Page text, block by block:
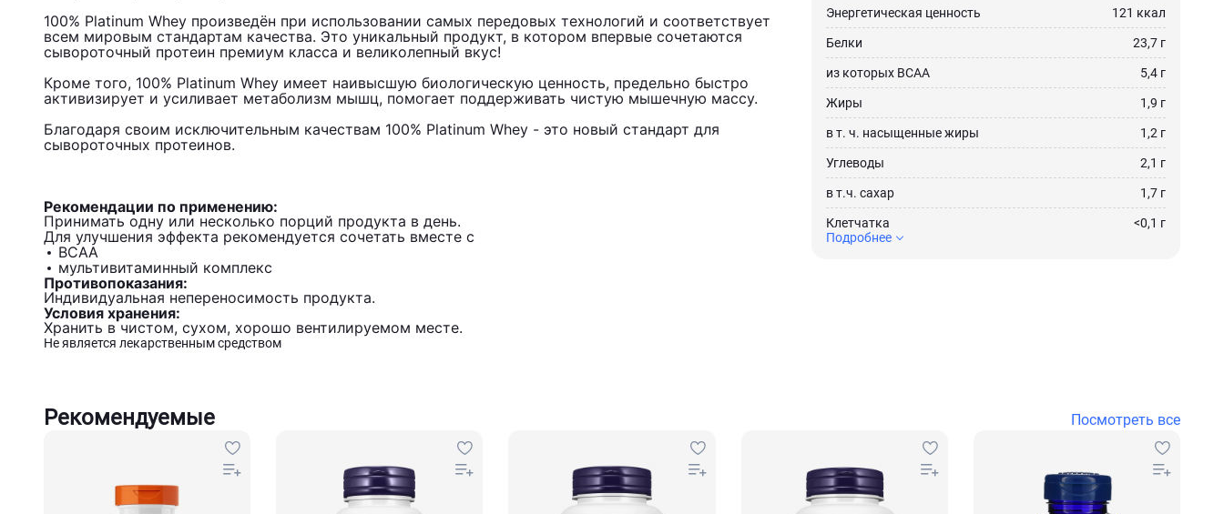
100% Platinum Whey произведён при использовании самых передовых технологий и соответствует
всем мировым стандартам качества. Это уникальный продукт, в котором впервые сочетаются
сывороточный протеин премиум класса и великолепный вкус!
Кроме того, 100% Platinum Whey имеет наивысшую биологическую ценность, предельно быстро
активизирует и усиливает метаболизм мышц, помогает поддерживать чистую мышечную массу.
Благодаря своим исключительным качествам 100% Platinum Whey - это новый стандарт для
сывороточных протеинов.
Рекомендации по применению:
Принимать одну или несколько порций продукта в день.
Для улучшения эффекта рекомендуется сочетать вместе с
BCAA
мультивитаминный комплекс
Противопоказания:
Индивидуальная непереносимость продукта.
Условия хранения:
Хранить в чистом, сухом, хорошо вентилируемом месте.
Не является лекарственным средством
Энергетическая ценность
121 ккал
Белки 23,7 г
из которых ВСАА 5,4 г
Жиры 1,9 г
в т. ч. насыщенные жиры 1,2 г
Углеводы 2,1 г
в т.ч. сахар 1,7 г
Клетчатка
<0,1 г
Подробнее
Рекомендуемые Посмотреть все